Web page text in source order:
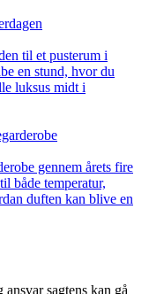
til et pusterum i
en stund, hvor du
luksus midt i
gennem årets fire
både temperatur,
duften kan blive en
sagtens kan gå